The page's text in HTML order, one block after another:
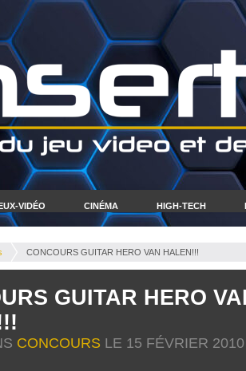
VIDÉO CINÉMA HIGH-TECH
CONCOURS GUITAR HERO VAN HALEN!!!
GUITAR HERO
CONCOURS LE 15 FÉVRIER 2010